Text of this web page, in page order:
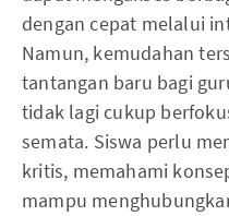
dengan cepat melalui
Namun, kemudahan
tantangan baru bagi
tidak lagi cukup
semata. Siswa perlu
kritis, memahami
mampu